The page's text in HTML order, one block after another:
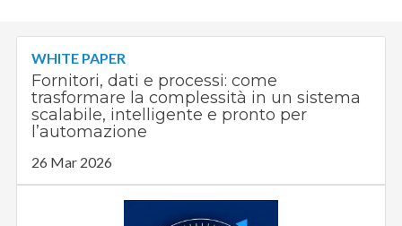
WHITE PAPER
Fornitori, dati e processi: come
trasformare la complessità in un sistema
scalabile, intelligente e pronto per
l’automazione
26 Mar 2026